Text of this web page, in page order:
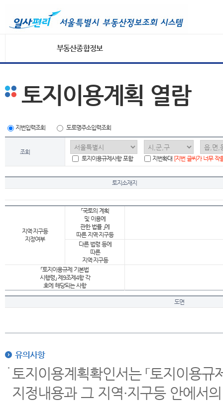
부동산종합정보
토지이용계획 열람
지번입력조회 도로명주소입력조회
조회
토지이용규제사항 포함
지번확대 [지번 글씨가 너무 작
토지소재지
지역·지구등
지정여부
「국토의 계획
및 이용에
관한 법률 」에
따른 지역·지구등
다른 법령 등에
따른
지역·지구등
「토지이용규제 기본법
시행령」 제9조제4항 각
호에 해당되는 사항
도면
유의사항
토지이용계획확인서는 「토지이용
지정내용과 그 지역·지구등 안에서